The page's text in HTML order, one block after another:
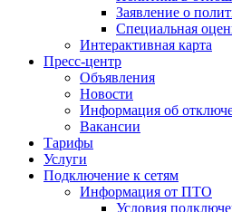
Заявление о
Специальная
Интерактивная карта
Пресс-центр
Объявления
Новости
Информация об
Вакансии
Тарифы
Услуги
Подключение к сетям
Информация от ПТО
Условия